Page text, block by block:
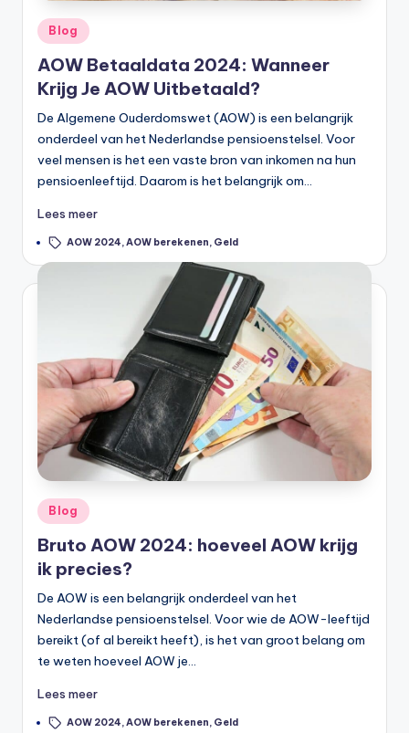
e
n
e
n
O
n
li
n
e
y
p
o
t
h
e
e
k
-
b
e
r
e
Geplaatst
in
Blog
AOW Betaaldata 2024: Wanneer
Krijg Je AOW Uitbetaald?
De Algemene Ouderdomswet (AOW) is een belangrijk
onderdeel van het Nederlandse pensioenstelsel. Voor
veel mensen is het een vaste bron van inkomen na hun
pensioenleeftijd. Daarom is het belangrijk om…
Lees meer
Tags: AOW 2024,AOW berekenen, Geld
Geplaatst
in
Blog
Bruto AOW 2024: hoeveel AOW krijg
ik precies?
De AOW is een belangrijk onderdeel van het
Nederlandse pensioenstelsel. Voor wie de AOW-leeftijd
bereikt (of al bereikt heeft), is het van groot belang om
te weten hoeveel AOW je…
Lees meer
Tags: AOW 2024,AOW berekenen, Geld